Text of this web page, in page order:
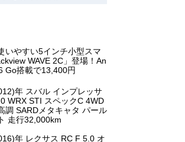
いやすい5インチ小型スマ
WAVE 2C」登場！An
Go搭載で13,400円
年 スバル インプレッサ
WRX STI スペックC 4WD
調 SARDメタキャタ パール
走行32,000km
年 レクサス RC F 5.0 オ